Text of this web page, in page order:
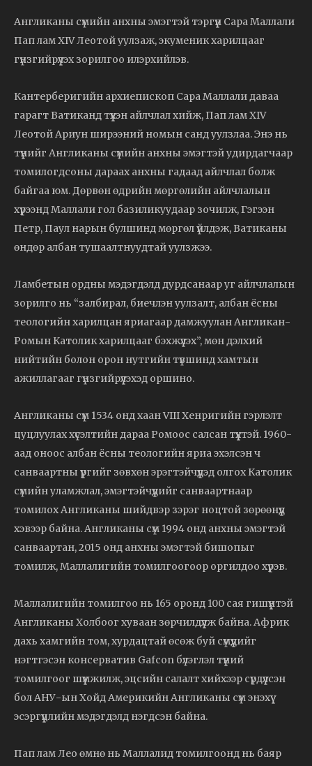
Англиканы сүмийн анхны эмэгтэй тэргүүн Сара Маллали
Пап лам XIV Леотой уулзаж, экуменик харилцааг
гүнзгийрүүлэх зорилгоо илэрхийлэв.
Кантерберигийн архиепископ Сара Маллали даваа
гарагт Ватиканд түүхэн айлчлал хийж, Пап лам XIV
Леотой Ариун ширээний номын санд уулзлаа. Энэ нь
түүнийг Англиканы сүмийн анхны эмэгтэй удирдагчаар
томилогдсоны дараах анхны гадаад айлчлал болж
байгаа юм. Дөрвөн өдрийн мөргөлийн айлчлалын
хүрээнд Маллали гол базиликуудаар зочилж, Гэгээн
Петр, Паул нарын булшинд мөргөл үйлдэж, Ватиканы
өндөр албан тушаалтнуудтай уулзжээ.
Ламбетын ордны мэдэгдэлд дурдсанаар уг айлчлалын
зорилго нь “залбирал, биечлэн уулзалт, албан ёсны
теологийн харилцан яриагаар дамжуулан Англикан-
Ромын Католик харилцааг бэхжүүлэх”, мөн дэлхий
нийтийн болон орон нутгийн түвшинд хамтын
ажиллагааг гүнзгийрүүлэхэд оршино.
Англиканы сүм 1534 онд хаан VIII Хенригийн гэрлэлт
цуцлуулах хүсэлтийн дараа Ромоос салсан түүхтэй. 1960-
аад оноос албан ёсны теологийн яриа эхэлсэн ч
санваартны үүргийг зөвхөн эрэгтэйчүүдэд олгох Католик
сүмийн уламжлал, эмэгтэйчүүдийг санваартнаар
томилох Англиканы шийдвэр зэрэг ноцтой зөрөөнүүд
хэвээр байна. Англиканы сүм 1994 онд анхны эмэгтэй
санваартан, 2015 онд анхны эмэгтэй бишопыг
томилж, Маллалигийн томилгоогоор оргилдоо хүрэв.
Маллалигийн томилгоо нь 165 оронд 100 сая гишүүнтэй
Англиканы Холбоог хуваан зөрчилдүүлж байна. Африк
дахь хамгийн том, хурдацтай өсөж буй сүмүүдийг
нэгтгэсэн консерватив Gafcon бүлэглэл түүний
томилгоог шүүмжилж, эцсийн салалт хийхээр сүрдүүлсэн
бол АНУ-ын Хойд Америкийн Англиканы сүм энэхүү
эсэргүүцлийн мэдэгдэлд нэгдсэн байна.
Пап лам Лео өмнө нь Маллалид томилгоонд нь баяр